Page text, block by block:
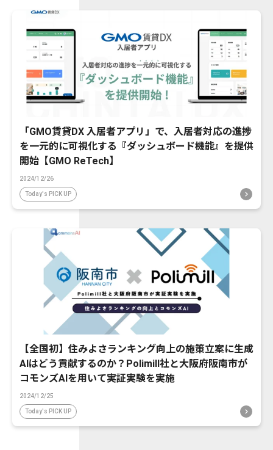
「GMO賃貸DX 入居者アプリ」で、入居者対応の進捗
を一元的に可視化する『ダッシュボード機能』を提供
開始【GMO ReTech】
2024/12/26
Today's PICK UP
【全国初】住みよさランキング向上の施策立案に生成
AIはどう貢献するのか？Polimill社と大阪府阪南市が
コモンズAIを用いて実証実験を実施
2024/12/25
Today's PICK UP